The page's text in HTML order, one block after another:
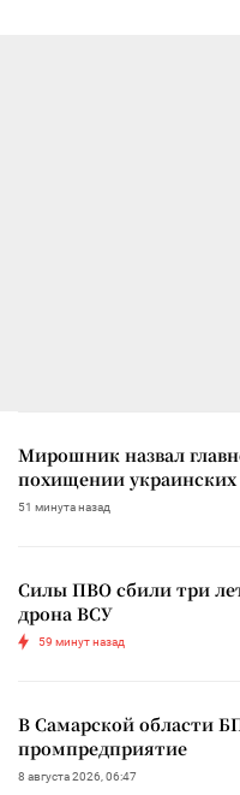
Мирошник назвал
похищении украинских
51 минута назад
Силы ПВО сбили три
дрона ВСУ
59 минут назад
В Самарской области
промпредприятие
8 августа 2026, 06:47